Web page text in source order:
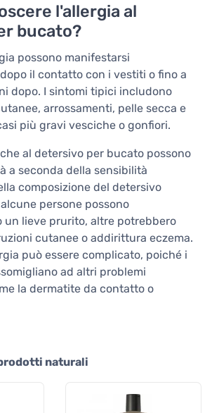
l'allergia al
bucato?
possono manifestarsi
il contatto con i vestiti o fino a
dopo. I sintomi tipici includono
arrossamenti, pelle secca e
più gravi vesciche o gonfiori.
al detersivo per bucato possono
a seconda della sensibilità
composizione del detersivo
persone possono
un lieve prurito, altre potrebbero
cutanee o addirittura eczema.
può essere complicato, poiché i
ad altri problemi
la dermatite da contatto o
naturali